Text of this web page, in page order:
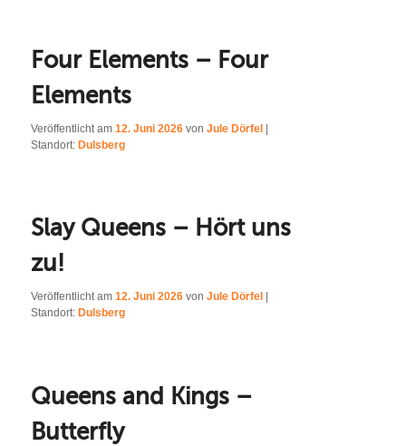
Four Elements – Four
Elements
Veröffentlicht am12. Juni 2026 vonJule Dörfel |
Standort:Dulsberg
Slay Queens – Hört uns
zu!
Veröffentlicht am12. Juni 2026 vonJule Dörfel
Standort: Dulsberg
Queens and Kings –
Butterfly